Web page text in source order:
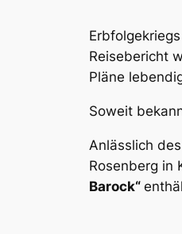
Reisebericht
Pläne
Soweit
Anlässlich
Rosenberg in
Barock“